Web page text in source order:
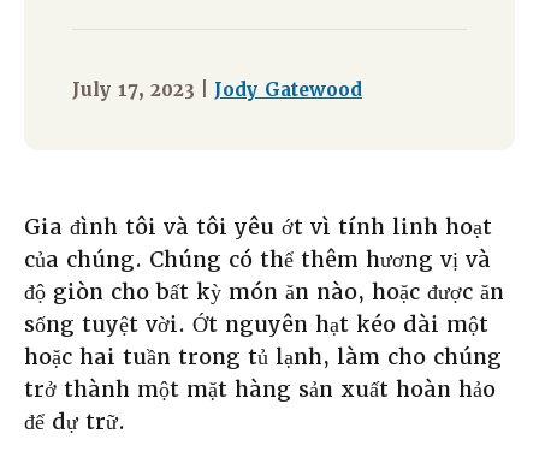
July 17, 2023 | Jody Gatewood
Gia đình tôi và tôi yêu ớt vì tính linh hoạt
của chúng. Chúng có thể thêm hương vị và
độ giòn cho bất kỳ món ăn nào, hoặc được ăn
sống tuyệt vời. Ớt nguyên hạt kéo dài một
hoặc hai tuần trong tủ lạnh, làm cho chúng
trở thành một mặt hàng sản xuất hoàn hảo
để dự trữ.